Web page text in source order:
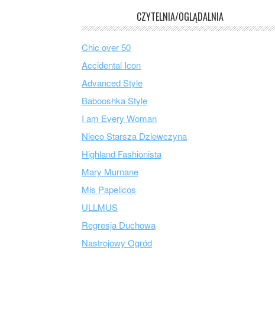
CZYTELNIA/OGLĄDALNIA
Chic over 50
Accidental Icon
Advanced Style
Babooshka Style
I am Every Woman
Nieco Starsza Dziewczyna
Highland Fashionista
Mary Murnane
Mis Papelicos
ULLMUS
Regresja Duchowa
Nastrojowy Ogród